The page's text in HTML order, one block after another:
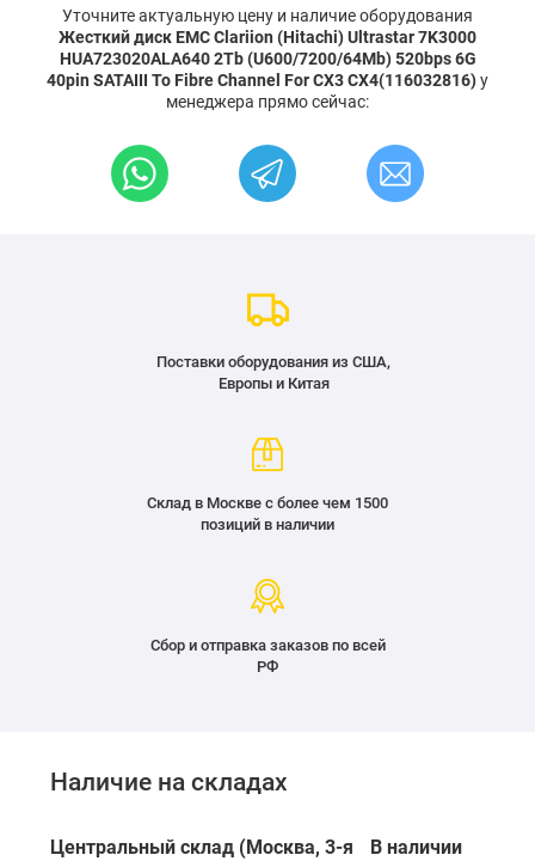
Уточните актуальную цену и наличие оборудования
Жесткий диск EMC Clariion (Hitachi) Ultrastar 7K3000
HUA723020ALA640 2Tb (U600/7200/64Mb) 520bps 6G
40pin SATAIII To Fibre Channel For CX3 CX4(116032816)у
менеджера прямо сейчас:
Поставки оборудования из США,
Европы и Китая
Склад в Москве с более чем 1500
позиций в наличии
Сбор и отправка заказов по всей
РФ
Наличие на складах
Центральный склад (Москва, 3-я
В наличии